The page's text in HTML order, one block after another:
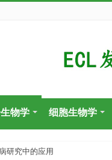
物学 细胞生物学
研究中的应用